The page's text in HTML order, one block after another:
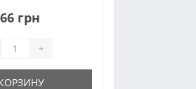
Благодаря
грн
+